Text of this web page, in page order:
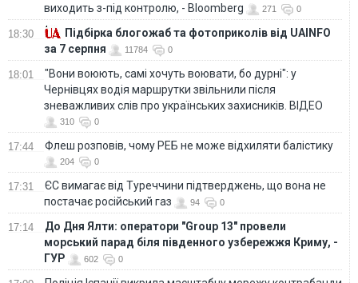
виходить з-під контролю, - Bloomberg
271 0
18:30
Підбірка блогожаб та фотоприколів від UAINFO
за 7 серпня
11784 0
18:01
"Вони воюють, самі хочуть воювати, бо дурні": у
Чернівцях водія маршрутки звільнили після
зневажливих слів про українських захисників. ВІДЕО
310 0
17:44 Флеш розповів, чому РЕБ не може відхиляти балістику
204 0
17:31
ЄС вимагає від Туреччини підтверджень, що вона не
постачає російський газ
94 0
17:14
До Дня Ялти: оператори "Group 13" провели
морський парад біля південного узбережжя Криму, -
ГУР
602 0